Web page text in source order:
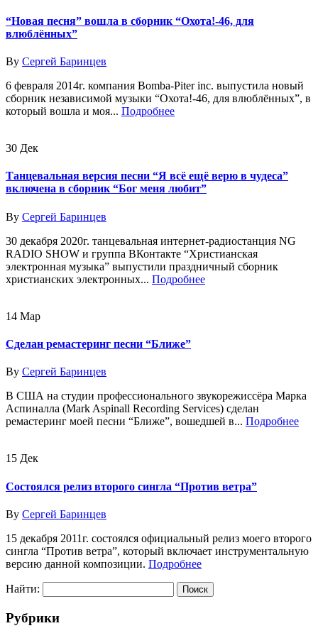
“Новая песня” вошла в сборник “Охота!-46, для
влюблённых”
By Сергей Баринцев
6 февраля 2014г. компания Bomba-Piter inc. выпустила новый
сборник независимой музыки “Охота!-46, для влюблённых”, в
который вошла и моя... Подробнее
30 Дек
Танцевальная версия песни “Я всё ещё верю в чудеса”
включена в сборник “Бог меня любит”
By Сергей Баринцев
30 декабря 2020г. танцевальная интернет-радиостанция NG
RADIO SHOW и группа ВКонтакте “Христианская
электронная музыка” выпустили праздничный сборник
христианских электронных... Подробнее
14 Мар
Сделан ремастеринг песни “Ближе”
By Сергей Баринцев
В США на студии профессионального звукорежиссёра Марка
Аспиналла (Mark Aspinall Recording Services) сделан
ремастеринг моей песни “Ближе”, вошедшей в... Подробнее
15 Дек
Cостоялся релиз второго сингла “Против ветра”
By Сергей Баринцев
15 декабря 2011г. состоялся официальный релиз моего второго
сингла “Против ветра”, который включает инструментальную
версию данной композиции. Подробнее
Найти:
Рубрики